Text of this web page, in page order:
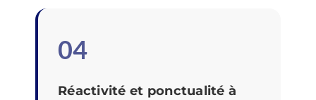
04
Réactivité et ponctualité à